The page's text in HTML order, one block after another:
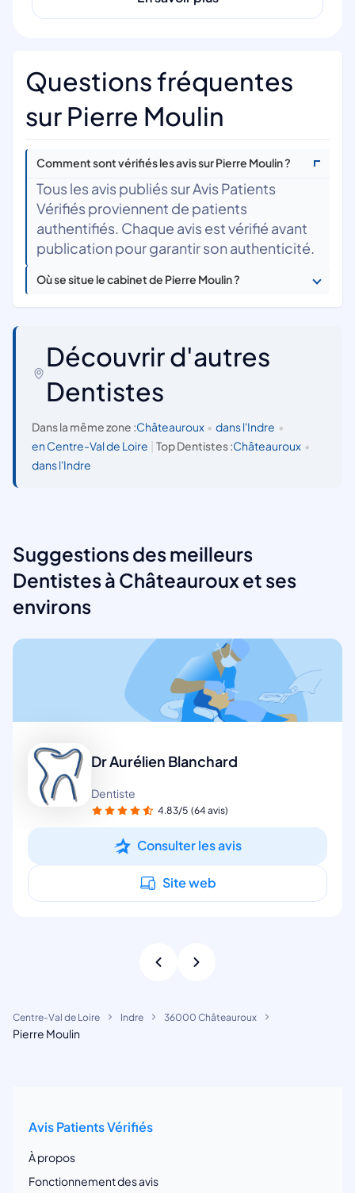
Questions fréquentes
sur Pierre Moulin
Comment sont vérifiés les avis sur Pierre Moulin ?
Tous les avis publiés sur Avis Patients
Vérifiés proviennent de patients
authentifiés. Chaque avis est vérifié avant
publication pour garantir son authenticité.
Où se situe le cabinet de Pierre Moulin ?
Découvrir d'autres
Dentistes
Dans la même zone :Châteauroux • dans l'Indre •
en Centre-Val de Loire
Top Dentistes :Châteauroux •
dans l'Indre
Suggestions des meilleurs
Dentistes à Châteauroux et ses
environs
Dr Aurélien Blanchard
Dentiste
4.83/5 (64 avis)
Consulter les avis
Site web
Centre-Val de Loire Indre 36000 Châteauroux
Pierre Moulin
Avis Patients Vérifiés
À propos
Fonctionnement des avis